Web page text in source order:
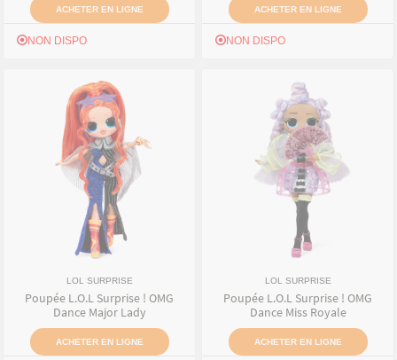
ACHETER EN LIGNE
NON DISPO
ACHETER EN LIGNE
NON DISPO
LOL SURPRISE
Poupée L.O.L Surprise ! OMG
Dance Major Lady
ACHETER EN LIGNE
LOL SURPRISE
Poupée L.O.L Surprise ! OMG
Dance Miss Royale
ACHETER EN LIGNE